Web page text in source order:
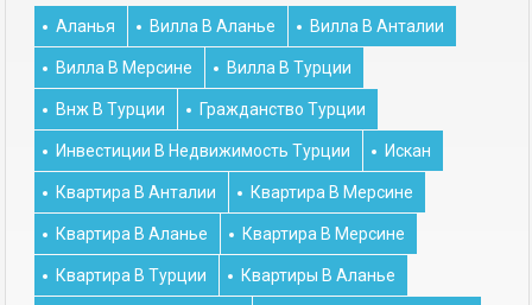
Аланья Вилла В Аланье Вилла В Анталии
Вилла В Мерсине Вилла В Турции
Внж В Турции Гражданство Турции
Инвестиции В Недвижимость Турции Искан
Квартира В Анталии Квартира В Мерсине
Квартира В Аланье Квартира В Мерсине
Квартира В Турции Квартиры В Аланье